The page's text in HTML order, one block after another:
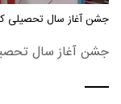
جشن آغاز سال تحصیلی
جشن آغاز سال